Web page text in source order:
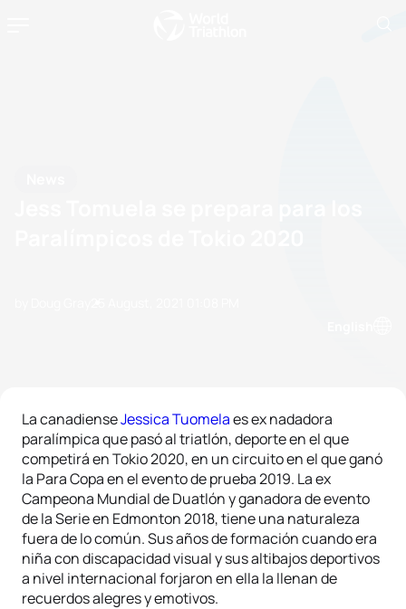
La canadienseJessica Tuomelaes ex nadadora
paralímpica que pasó al triatlón, deporte en el que
competirá en Tokio 2020, en un circuito en el que ganó
la Para Copa en el evento de prueba 2019. La ex
Campeona Mundial de Duatlón y ganadora de evento
de la Serie en Edmonton 2018, tiene una naturaleza
fuera de lo común. Sus años de formación cuando era
niña con discapacidad visual y sus altibajos deportivos
a nivel internacional forjaron en ella la llenan de
recuerdos alegres y emotivos.